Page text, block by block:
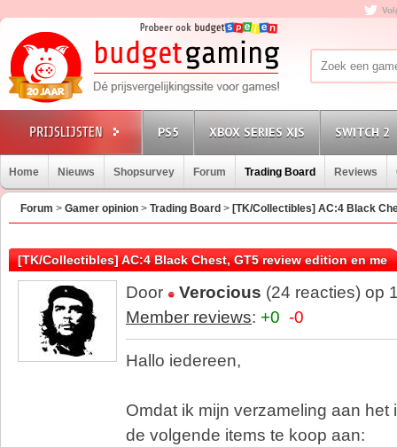
PS5 XBOX SERIES X|S SWITCH 2
Home Nieuws Shopsurvey Forum Trading Board Reviews
Forum >Gamer opinion >Trading Board > [TK/Collectibles] AC:4 Black
[TK/Collectibles] AC:4 Black Chest, GT5 review edition en me
Door Verocious (24 reacties) op
Member reviews: +0 -0
Hallo iedereen,
Omdat ik mijn verzameling aan het
de volgende items te koop aan: